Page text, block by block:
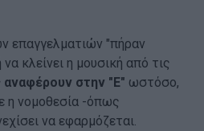
επαγγελματιών "πήραν
κλείνει η μουσική από τις
στην "Ε" ωστόσο,
η νομοθεσία -όπως
να εφαρμόζεται.